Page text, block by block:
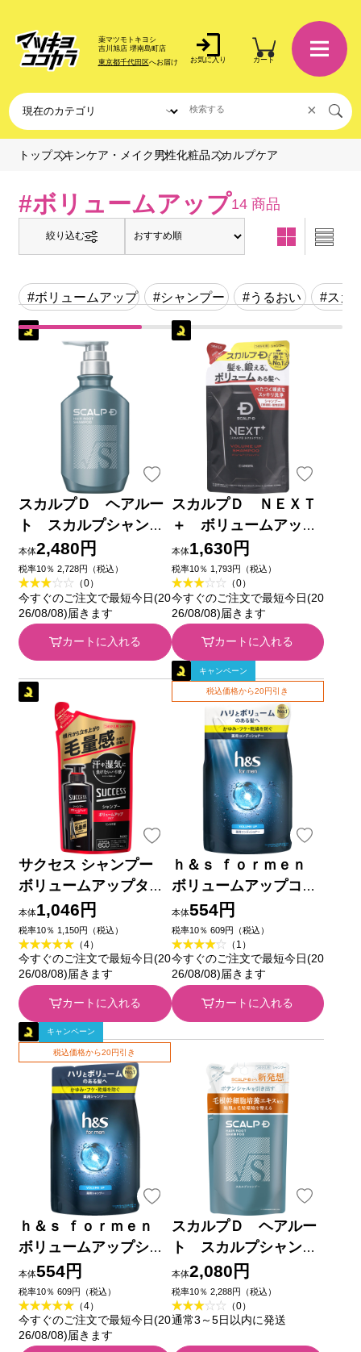
薬マツモトキヨシ
吉川旭店 堺南島町店
東京都千代田区へお届け お気に入り カート
×
トップスキンケア・メイク 男性化粧品 スカルプケア
#ボリュームアップ14 商品
絞り込む
#ボリュームアップ #シャンプー #うるおい #スカ
スカルプＤ ヘアルー
ト スカルプシャンプ
ー ３５０ｍｌ アンフ
ァー
本体2,480円
税率10％ 2,728円（税込）
（0）
今すぐのご注文で最短今日(20
26/08/08)届きます
カートに入れる
スカルプＤ ＮＥＸＴ
＋ ボリュームアップ
シャンプー オイリ
ー つめかえ用 ３００
ｍｌ アンファー
本体1,630円
税率10％ 1,793円（税込）
（0）
今すぐのご注文で最短今日(20
26/08/08)届きます
カートに入れる
サクセス シャンプー
ボリュームアップタイ
プ つめかえ用 ２８０
ｍｌ 花王
本体1,046円
税率10％ 1,150円（税込）
（4）
今すぐのご注文で最短今日(20
26/08/08)届きます
カートに入れる
キャンペーン
税込価格から20円引き
ｈ＆ｓ ｆｏｒｍｅｎ
ボリュームアップコン
ディショナー 詰替 ３
００ｇ Ｐ＆Ｇジャパン
(医薬部外品)
本体554円
税率10％ 609円（税込）
（1）
今すぐのご注文で最短今日(20
26/08/08)届きます
カートに入れる
キャンペーン
税込価格から20円引き
ｈ＆ｓ ｆｏｒｍｅｎ
ボリュームアップシャ
ンプー詰替 ３００ｍｌ
Ｐ＆Ｇジャパン (医薬
部外品)
本体554円
税率10％ 609円（税込）
（4）
今すぐのご注文で最短今日(20
26/08/08)届きます
スカルプＤ ヘアルー
ト スカルプシャンプ
ー 替 ３００ｍｌ ア
ンファー
本体2,080円
税率10％ 2,288円（税込）
（0）
通常3～5日以内に発送